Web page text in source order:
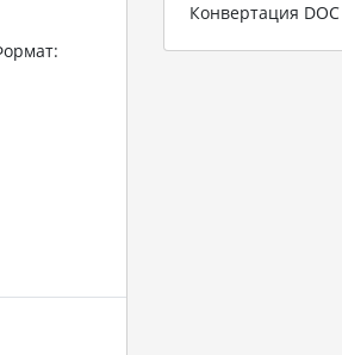
Конвертация